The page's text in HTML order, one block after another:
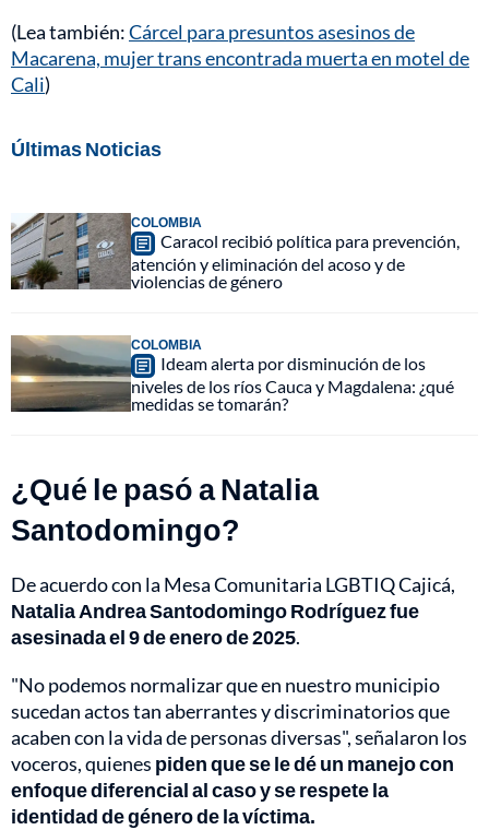
(Lea también:Cárcel para presuntos asesinos de
Macarena, mujer trans encontrada muerta en motel de
Cali)
Últimas Noticias
COLOMBIA
Caracol recibió política para prevención,
atención y eliminación del acoso y de
violencias de género
COLOMBIA
Ideam alerta por disminución de los
niveles de los ríos Cauca y Magdalena: ¿qué
medidas se tomarán?
¿Qué le pasó a Natalia
Santodomingo?
De acuerdo con la Mesa Comunitaria LGBTIQ Cajicá,
Natalia Andrea Santodomingo Rodríguez fue
asesinada el 9 de enero de 2025.
"No podemos normalizar que en nuestro municipio
sucedan actos tan aberrantes y discriminatorios que
acaben con la vida de personas diversas", señalaron los
voceros, quienes piden que se le dé un manejo con
enfoque diferencial al caso y se respete la
identidad de género de la víctima.